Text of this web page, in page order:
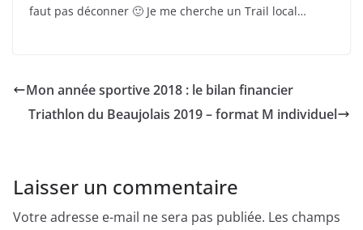
faut pas déconner 🙂 Je me cherche un Trail local…
Mon année sportive 2018 : le bilan financier
Triathlon du Beaujolais 2019 – format M individuel
Laisser un commentaire
Votre adresse e-mail ne sera pas publiée. Les champs